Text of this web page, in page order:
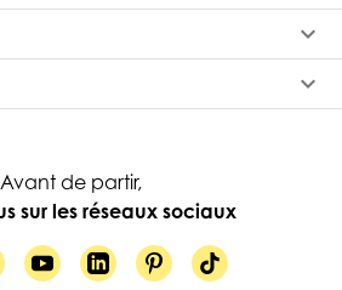
keyboard_arrow_down
keyboard_arrow_down
Avant de partir,
sur les réseaux sociaux